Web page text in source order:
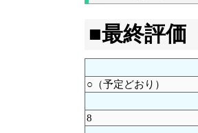
■最終評価
○（予定どおり）
8